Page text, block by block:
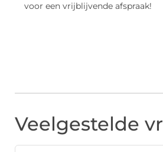
voor een vrijblijvende afspraak!
Veelgestelde